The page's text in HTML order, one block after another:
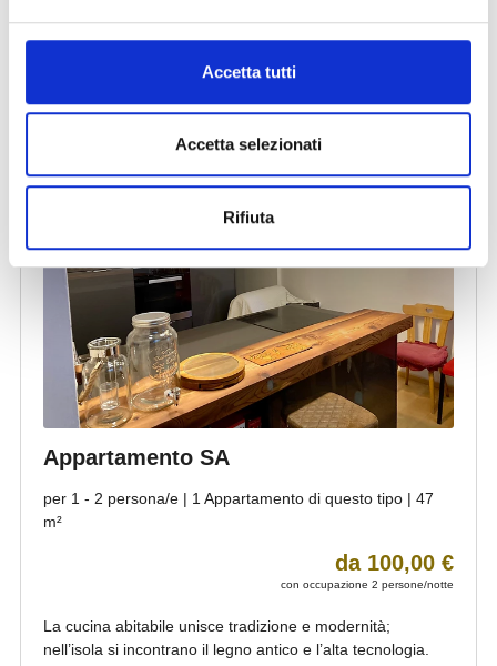
Accetta tutti
Accetta selezionati
Rifiuta